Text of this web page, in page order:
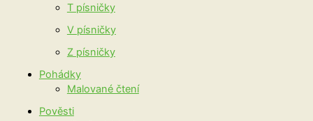
T písničky
V písničky
Z písničky
Pohádky
Malované čtení
Pověsti